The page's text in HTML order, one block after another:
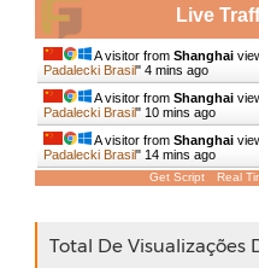
Live
A visitor from Shanghai
Padalecki Brasil" 4 mins ago
A visitor from Shanghai
Padalecki Brasil" 10 mins ago
A visitor from Shanghai
Padalecki Brasil" 14 mins ago
Get Script Real
Total De Visualizações